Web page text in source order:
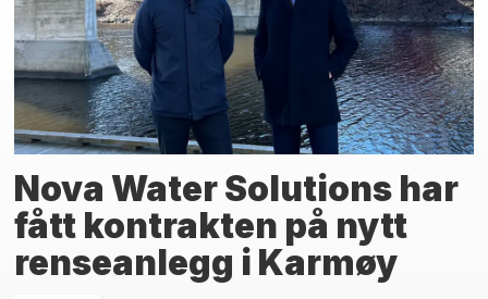
Nova Water Solutions har
fått kontrakten på nytt
renseanlegg i Karmøy